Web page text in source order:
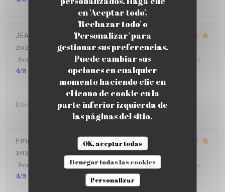
en 'Aceptar todo',
'Rechazar todo' o
'Personalizar' para
gestionar sus preferencias.
Puede cambiar sus
opciones en cualquier
momento haciendo clic en
el icono de cookie en la
parte inferior izquierda de
las páginas del sitio.
OK, aceptar todas
Denegar todas las cookies
Personalizar
JEAN PHILIPPE S
2026-07-23
- 12:15 - Invitados 6
Servicio
Ambiente:5 /5 Menú:5/5 Calidad / Precio
:
4/5
Excellent restaurant !!!
Emmanuel
2026-07-24
- 12:15 - Invitados 3
Servicio
Ambiente:5/5 Menú: 5/5 Calidad / Precio
:
4/5